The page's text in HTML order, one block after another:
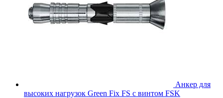
Анкер для
высоких нагрузок Green Fix FS с винтом FSK